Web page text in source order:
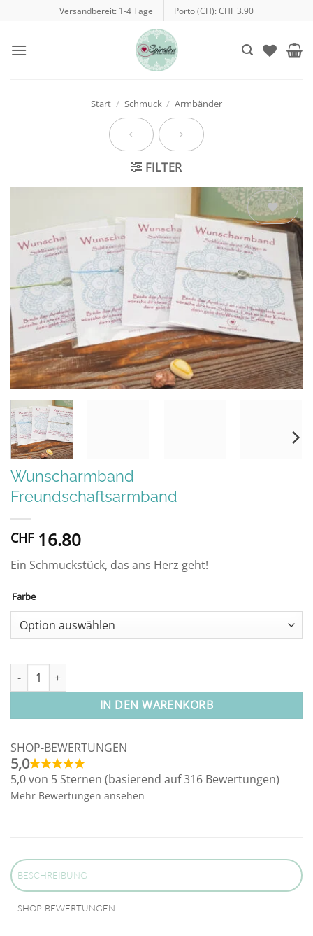
springen
Versandbereit: 1-4 Tage Porto (CH): CHF 3.90
Start / Schmuck / Armbänder
FILTER
Auf die
Wunschliste
Wunscharmband
Freundschaftsarmband
CHF16.80
Ein Schmuckstück, das ans Herz geht!
Farbe
Wunscharmband Freundschaftsarmband Menge
IN DEN WARENKORB
Alternative:
SHOP-BEWERTUNGEN
5,0
5,0 von 5 Sternen (basierend auf 316 Bewertungen)
Mehr Bewertungen ansehen
BESCHREIBUNG
SHOP-BEWERTUNGEN